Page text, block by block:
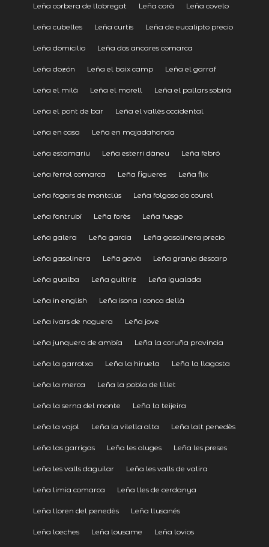
Leña corbera de llobregat Leña corà Leña covelo
Leña cubelles Leña curtis Leña de eucalipto precio
Leña domicilio Leña dos ancares comarca
Leña dozón Leña el baix camp Leña el garraf
Leña el milà Leña el morell Leña el pallars sobirà
Leña el pont de bar Leña el vallès occidental
Leña en casa Leña en majadahonda
Leña estamariu Leña esterri dàneu Leña febró
Leña ferrol comarca Leña figueres Leña flix
Leña fogars de montclús Leña folgoso do courel
Leña fontrubí Leña forès Leña fuego
Leña galera Leña garcia Leña gasolinera precio
Leña gasolinera Leña gavà Leña granja descarp
Leña gualba Leña guitiriz Leña igualada
Leña in english Leña isona i conca dellà
Leña ivars de noguera Leña jove
Leña junquera de ambía Leña la coruña provincia
Leña la garrotxa Leña la hiruela Leña la llagosta
Leña la merca Leña la pobla de lillet
Leña la serna del monte Leña la teijeira
Leña la vajol Leña la vilella alta Leña lalt penedès
Leña las garrigas Leña les oluges Leña les preses
Leña les valls daguilar Leña les valls de valira
Leña limia comarca Leña lles de cerdanya
Leña lloren del penedès Leña llusanés
Leña loeches Leña lousame Leña lovios